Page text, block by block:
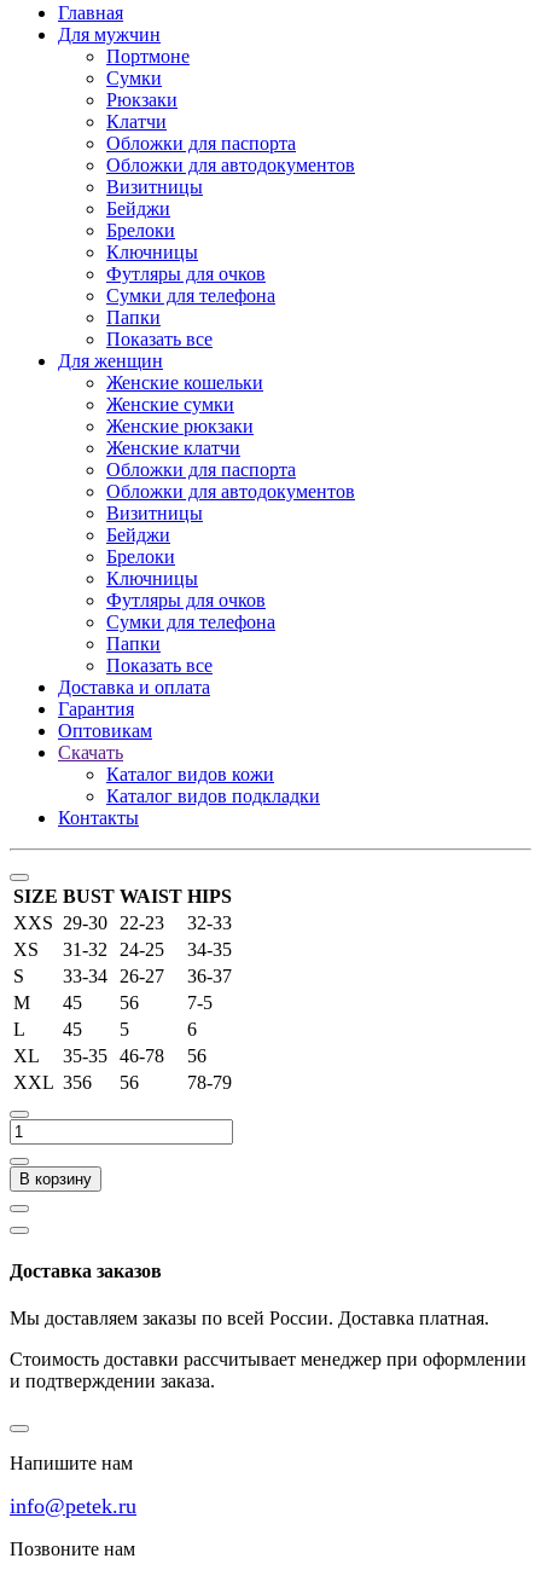
Главная
Для мужчин
Портмоне
Сумки
Рюкзаки
Клатчи
Обложки для паспорта
Обложки для автодокументов
Визитницы
Бейджи
Брелоки
Ключницы
Футляры для очков
Сумки для телефона
Папки
Показать все
Для женщин
Женские кошельки
Женские сумки
Женские рюкзаки
Женские клатчи
Обложки для паспорта
Обложки для автодокументов
Визитницы
Бейджи
Брелоки
Ключницы
Футляры для очков
Сумки для телефона
Папки
Показать все
Доставка и оплата
Гарантия
Оптовикам
Скачать
Каталог видов кожи
Каталог видов подкладки
Контакты
SIZE BUST WAIST HIPS
XXS 29-30 22-23
32-33
XS
31-32 24-25
34-35
S
33-34 26-27
36-37
M
45 56
7-5
L
45 5
6
XL
35-35 46-78
56
XXL 356 56 78-79
В корзину
Доставка заказов
Мы доставляем заказы по всей России. Доставка платная.
Стоимость доставки рассчитывает менеджер при оформлении
и подтверждении заказа.
Напишите нам
info@petek.ru
Позвоните нам